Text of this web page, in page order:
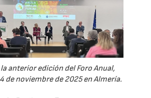
anterior edición del Foro Anual,
de noviembre de 2025 en Almería.